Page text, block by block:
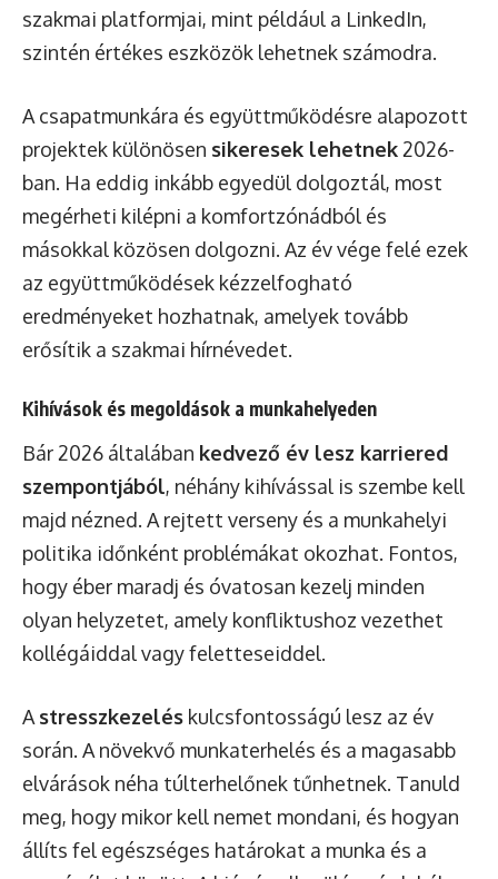
szakmai platformjai, mint például a LinkedIn,
szintén értékes eszközök lehetnek számodra.
A csapatmunkára és együttműködésre alapozott
projektek különösen sikeresek lehetnek2026-
ban. Ha eddig inkább egyedül dolgoztál, most
megérheti kilépni a komfortzónádból és
másokkal közösen dolgozni. Az év vége felé ezek
az együttműködések kézzelfogható
eredményeket hozhatnak, amelyek tovább
erősítik a szakmai hírnévedet.
Kihívások és megoldások a munkahelyeden
Bár 2026 általában kedvező év lesz karriered
szempontjából, néhány kihívással is szembe kell
majd nézned. A rejtett verseny és a munkahelyi
politika időnként problémákat okozhat. Fontos,
hogy éber maradj és óvatosan kezelj minden
olyan helyzetet, amely konfliktushoz vezethet
kollégáiddal vagy feletteseiddel.
A stresszkezelés kulcsfontosságú lesz az év
során. A növekvő munkaterhelés és a magasabb
elvárások néha túlterhelőnek tűnhetnek. Tanuld
meg, hogy mikor kell nemet mondani, és hogyan
állíts fel egészséges határokat a munka és a